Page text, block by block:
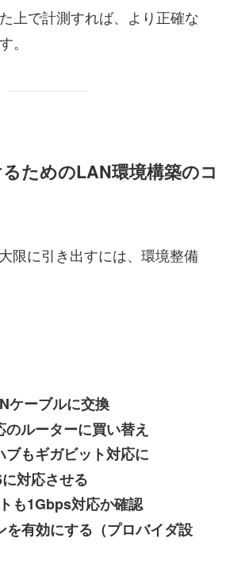
上で計測すれば、より正確な
。
ためのLAN環境構築のコ
限に引き出すには、環境整備
ケーブルに交換
ルーターに買い替え
ブもギガビット対応に
対応させる
も1Gbps対応か確認
を有効にする（プロバイダ設